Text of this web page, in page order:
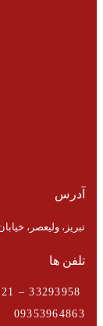
آدرس
تبریز، ولیعصر، خیابان
تلفن ها
09353964863